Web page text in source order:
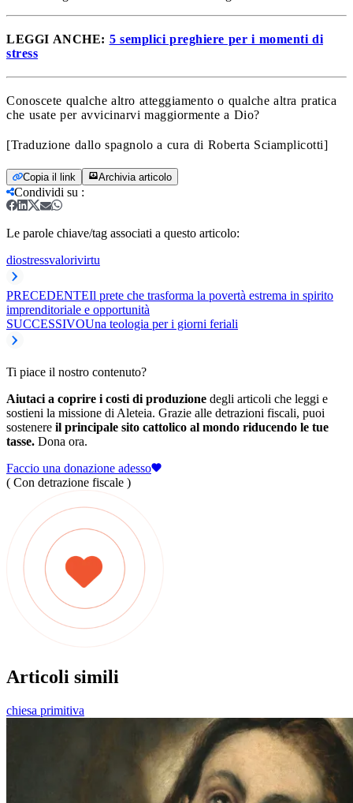
LEGGI ANCHE: 5 semplici preghiere per i momenti di
stress
Conoscete qualche altro atteggiamento o qualche altra pratica
che usate per avvicinarvi maggiormente a Dio?
[Traduzione dallo spagnolo a cura di Roberta Sciamplicotti]
Copia il link Archivia articolo
Condividi su :
Le parole chiave/tag associati a questo articolo:
diostressvalorivirtu
PRECEDENTEIl prete che trasforma la povertà estrema in spirito
imprenditoriale e opportunità
SUCCESSIVOUna teologia per i giorni feriali
Ti piace il nostro contenuto?
Aiutaci a coprire i costi di produzione degli articoli che leggi e
sostieni la missione di Aleteia. Grazie alle detrazioni fiscali, puoi
sostenere il principale sito cattolico al mondo riducendo le tue
tasse. Dona ora.
Faccio una donazione adesso
( Con detrazione fiscale )
Articoli simili
chiesa primitiva